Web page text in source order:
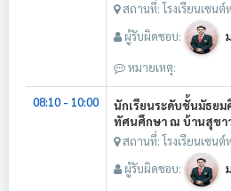
สถานที่: โรงเรียนเซนต์
ผู้รับผิดชอบ:
หมายเหตุ:
08:10 - 10:00
นักเรียนระดับชั้นมัธยม
ทัศนศึกษา ณ บ้านสุขา
สถานที่: โรงเรียนเซนต์
ผู้รับผิดชอบ: